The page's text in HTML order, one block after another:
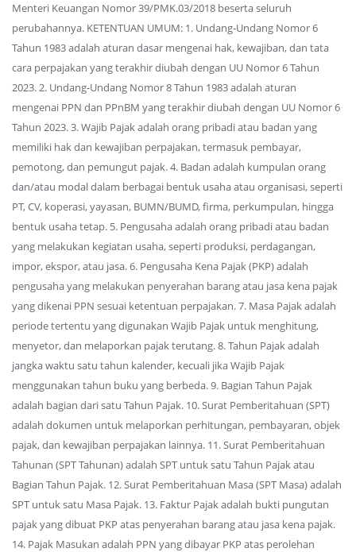
Menteri Keuangan Nomor 39/PMK.03/2018 beserta seluruh
perubahannya. KETENTUAN UMUM: 1. Undang-Undang Nomor 6
Tahun 1983 adalah aturan dasar mengenai hak, kewajiban, dan tata
cara perpajakan yang terakhir diubah dengan UU Nomor 6 Tahun
2023. 2. Undang-Undang Nomor 8 Tahun 1983 adalah aturan
mengenai PPN dan PPnBM yang terakhir diubah dengan UU Nomor 6
Tahun 2023. 3. Wajib Pajak adalah orang pribadi atau badan yang
memiliki hak dan kewajiban perpajakan, termasuk pembayar,
pemotong, dan pemungut pajak. 4. Badan adalah kumpulan orang
dan/atau modal dalam berbagai bentuk usaha atau organisasi, seperti
PT, CV, koperasi, yayasan, BUMN/BUMD, firma, perkumpulan, hingga
bentuk usaha tetap. 5. Pengusaha adalah orang pribadi atau badan
yang melakukan kegiatan usaha, seperti produksi, perdagangan,
impor, ekspor, atau jasa. 6. Pengusaha Kena Pajak (PKP) adalah
pengusaha yang melakukan penyerahan barang atau jasa kena pajak
yang dikenai PPN sesuai ketentuan perpajakan. 7. Masa Pajak adalah
periode tertentu yang digunakan Wajib Pajak untuk menghitung,
menyetor, dan melaporkan pajak terutang. 8. Tahun Pajak adalah
jangka waktu satu tahun kalender, kecuali jika Wajib Pajak
menggunakan tahun buku yang berbeda. 9. Bagian Tahun Pajak
adalah bagian dari satu Tahun Pajak. 10. Surat Pemberitahuan (SPT)
adalah dokumen untuk melaporkan perhitungan, pembayaran, objek
pajak, dan kewajiban perpajakan lainnya. 11. Surat Pemberitahuan
Tahunan (SPT Tahunan) adalah SPT untuk satu Tahun Pajak atau
Bagian Tahun Pajak. 12. Surat Pemberitahuan Masa (SPT Masa) adalah
SPT untuk satu Masa Pajak. 13. Faktur Pajak adalah bukti pungutan
pajak yang dibuat PKP atas penyerahan barang atau jasa kena pajak.
14. Pajak Masukan adalah PPN yang dibayar PKP atas perolehan